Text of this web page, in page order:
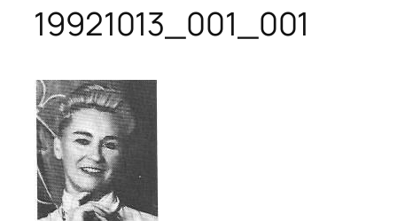
19921013_001_001